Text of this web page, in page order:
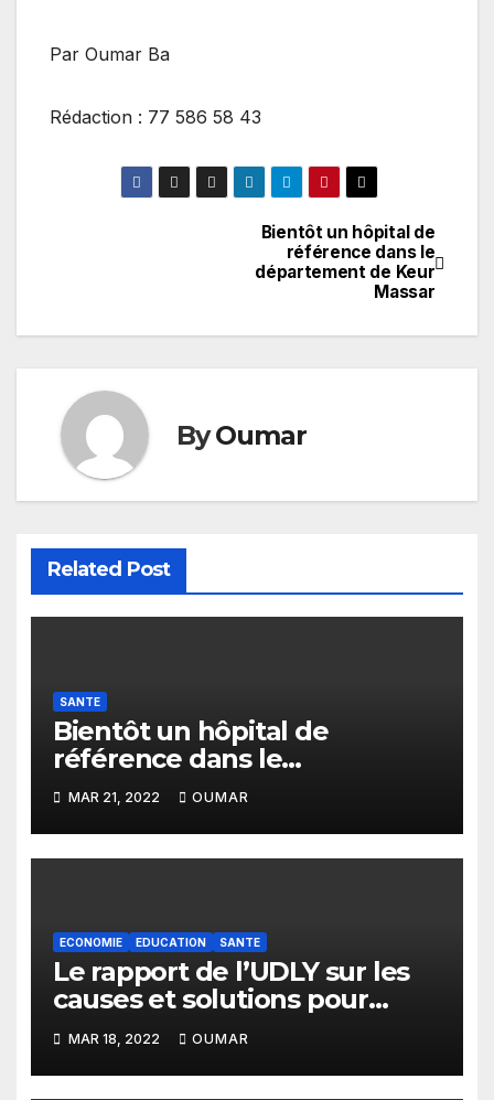
Par Oumar Ba
Rédaction : 77 586 58 43
l’article
Bientôt un hôpital de
référence dans le
département de Keur
Massar
ByOumar
Related Post
SANTE
Bientôt un hôpital de
référence dans le
département de Keur Massar
MAR 21, 2022 OUMAR
ECONOMIE EDUCATION SANTE
Le rapport de l’UDLY sur les
causes et solutions pour
lutter contre les agressions
remis aux commissaires de
police de Yeumbeul
MAR 18, 2022 OUMAR